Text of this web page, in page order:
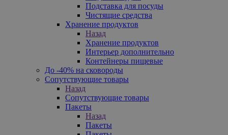
Подставка для посуды
Чистящие средства
Хранение продуктов
Назад
Хранение продуктов
Интерьер дополнительно
Контейнеры пищевые
До -40% на сковороды
Сопутствующие товары
Назад
Сопутствующие товары
Пакеты
Назад
Пакеты